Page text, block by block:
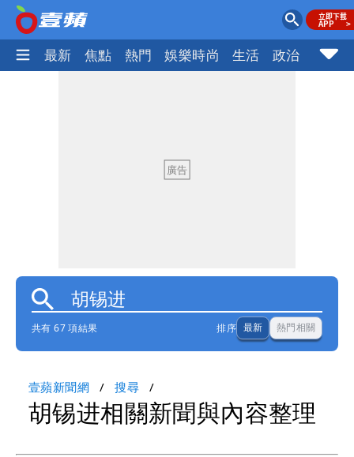
最新 焦點 熱門 娛樂時尚 生活 政治 社會
共有 67 項結果 排序 最新 熱門相關
壹蘋新聞網 搜尋
胡锡进相關新聞與內容整理